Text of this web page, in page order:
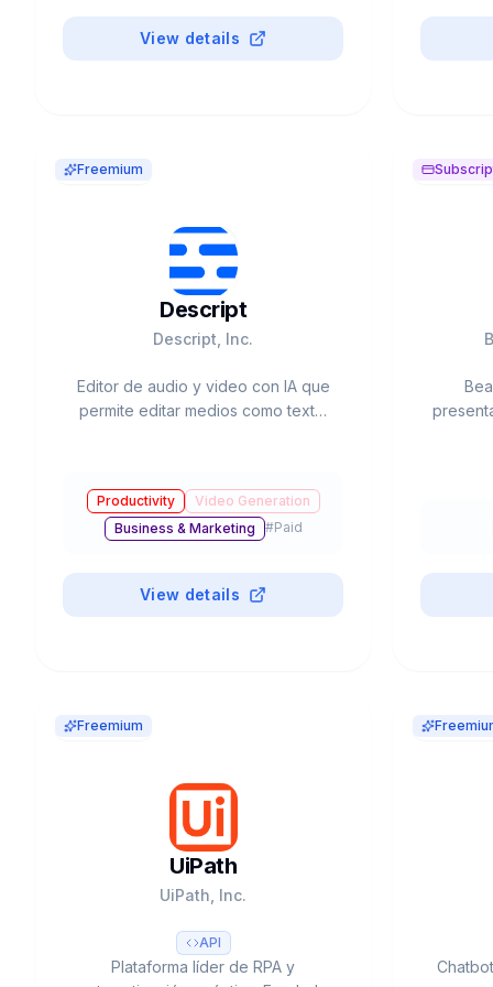
View details
Freemium
Descript
Descript, Inc.
Editor de audio y video con IA que
permite editar medios como texto.
Underlord AI y SquadCast.
Productivity
Video Generation
Business & Marketing
#Paid
View details
Freemium
UiPath
UiPath, Inc.
API
Plataforma líder de RPA y